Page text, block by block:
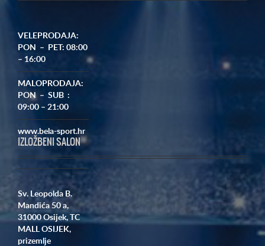
VELEPRODAJA:
PON – PET: 08:00
– 16:00
MALOPRODAJA:
PON – SUB :
09:00 – 21:00
www.bela-sport.hr
IZLOŽBENI SALON
Sv. Leopolda B.
Mandića 50 a,
31000 Osijek, TC
MALL OSIJEK,
prizemlje